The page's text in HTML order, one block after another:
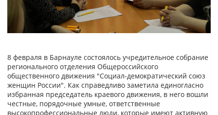
8 февраля в Барнауле состоялось учредительное собрание
регионального отделения Общероссийского
общественного движения "Социал-демократический союз
женщин России". Как справедливо заметила единогласно
избранная председатель краевого движения, в него вошли
честные, порядочные умные, ответственные
высокопрофессиональные люди, которые имеют активную